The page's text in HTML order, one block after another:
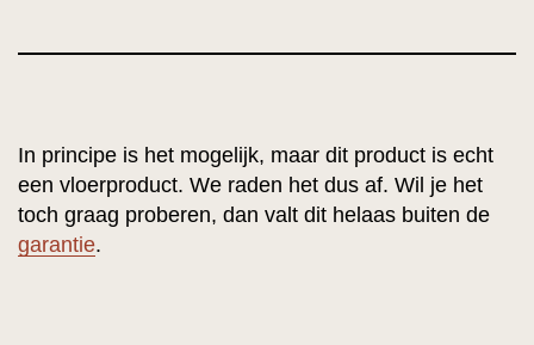
In principe is het mogelijk, maar dit product is echt
een vloerproduct. We raden het dus af. Wil je het
toch graag proberen, dan valt dit helaas buiten de
garantie.